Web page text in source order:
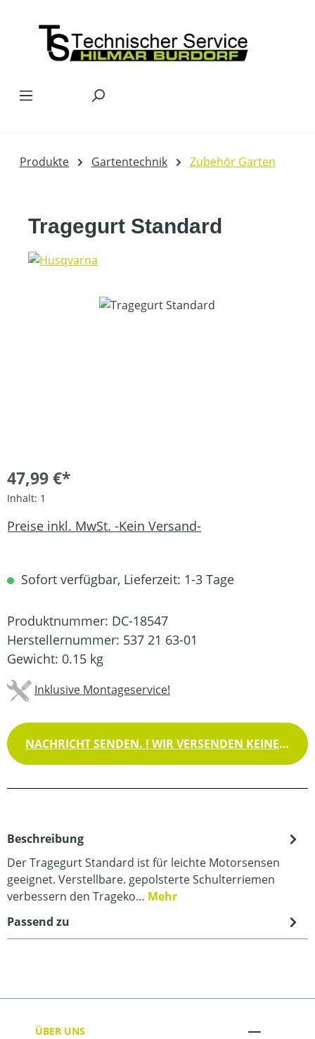
Produkte Gartentechnik Zubehör Garten
Tragegurt Standard
Bildergalerie überspringen
47,99 €*
Inhalt: 1
Preise inkl. MwSt. -Kein Versand-
Sofort verfügbar, Lieferzeit: 1-3 Tage
Produktnummer: DC-18547
Herstellernummer: 537 21 63-01
Gewicht: 0.15 kg
Inklusive Montageservice!
NACHRICHT SENDEN. ! WIR VERSENDEN KEINE WAREN !
Beschreibung
Der Tragegurt Standard ist für leichte Motorsensen
geeignet. Verstellbare. gepolsterte Schulterriemen
verbessern den Trageko… Mehr
Passend zu
ÜBER UNS